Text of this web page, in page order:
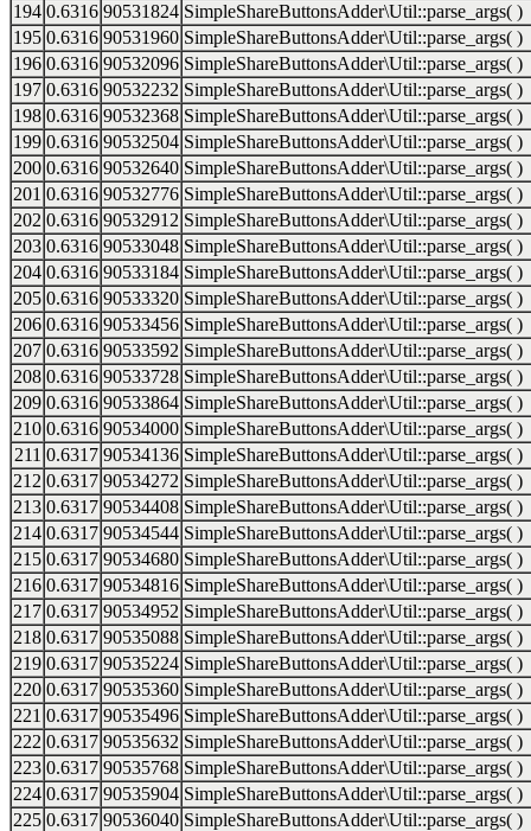
194 0.6316 90531824 SimpleShareButtonsAdder\Util::parse_args( )
195 0.6316 90531960 SimpleShareButtonsAdder\Util::parse_args( )
196 0.6316 90532096 SimpleShareButtonsAdder\Util::parse_args( )
197 0.6316 90532232 SimpleShareButtonsAdder\Util::parse_args( )
198 0.6316 90532368 SimpleShareButtonsAdder\Util::parse_args( )
199 0.6316 90532504 SimpleShareButtonsAdder\Util::parse_args( )
200 0.6316 90532640 SimpleShareButtonsAdder\Util::parse_args( )
201 0.6316 90532776 SimpleShareButtonsAdder\Util::parse_args( )
202 0.6316 90532912 SimpleShareButtonsAdder\Util::parse_args( )
203 0.6316 90533048 SimpleShareButtonsAdder\Util::parse_args( )
204 0.6316 90533184 SimpleShareButtonsAdder\Util::parse_args( )
205 0.6316 90533320 SimpleShareButtonsAdder\Util::parse_args( )
206 0.6316 90533456 SimpleShareButtonsAdder\Util::parse_args( )
207 0.6316 90533592 SimpleShareButtonsAdder\Util::parse_args( )
208 0.6316 90533728 SimpleShareButtonsAdder\Util::parse_args( )
209 0.6316 90533864 SimpleShareButtonsAdder\Util::parse_args( )
210 0.6316 90534000 SimpleShareButtonsAdder\Util::parse_args( )
211 0.6317 90534136 SimpleShareButtonsAdder\Util::parse_args( )
212 0.6317 90534272 SimpleShareButtonsAdder\Util::parse_args( )
213 0.6317 90534408 SimpleShareButtonsAdder\Util::parse_args( )
214 0.6317 90534544 SimpleShareButtonsAdder\Util::parse_args( )
215 0.6317 90534680 SimpleShareButtonsAdder\Util::parse_args( )
216 0.6317 90534816 SimpleShareButtonsAdder\Util::parse_args( )
217 0.6317 90534952 SimpleShareButtonsAdder\Util::parse_args( )
218 0.6317 90535088 SimpleShareButtonsAdder\Util::parse_args( )
219 0.6317 90535224 SimpleShareButtonsAdder\Util::parse_args( )
220 0.6317 90535360 SimpleShareButtonsAdder\Util::parse_args( )
221 0.6317 90535496 SimpleShareButtonsAdder\Util::parse_args( )
222 0.6317 90535632 SimpleShareButtonsAdder\Util::parse_args( )
223 0.6317 90535768 SimpleShareButtonsAdder\Util::parse_args( )
224 0.6317 90535904 SimpleShareButtonsAdder\Util::parse_args( )
225 0.6317 90536040 SimpleShareButtonsAdder\Util::parse_args( )